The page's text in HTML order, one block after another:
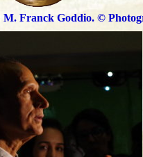
Franck Goddio.©